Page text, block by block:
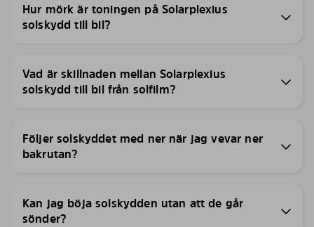
Hur mörk är toningen på Solarplexius
solskydd till bil?
Vad är skillnaden mellan Solarplexius
solskydd till bil från solfilm?
Följer solskyddet med ner när jag vevar ner
bakrutan?
Kan jag böja solskydden utan att de går
sönder?